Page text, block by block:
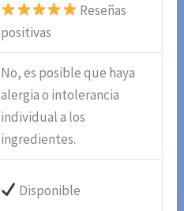
Reseñas
positivas
No, es posible que haya
alergia o intolerancia
individual a los
ingredientes.
Disponible